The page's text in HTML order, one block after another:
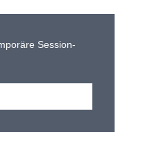
Session-